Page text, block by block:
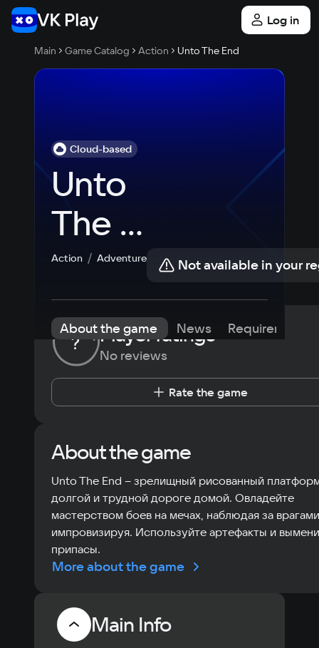
Log in
Main Game Catalog Action Unto The End
Cloud-based
Unto
The
End
Action Adventure Not available in your
About the game News Requirements
? Player ratings
No reviews
Rate the game
About the game
Unto The End – зрелищный рисованный
долгой и трудной дороге домой. Овладейте
мастерством боев на мечах, наблюдая за
импровизируя. Используйте артефакты и
припасы.
More about the game
Main Info